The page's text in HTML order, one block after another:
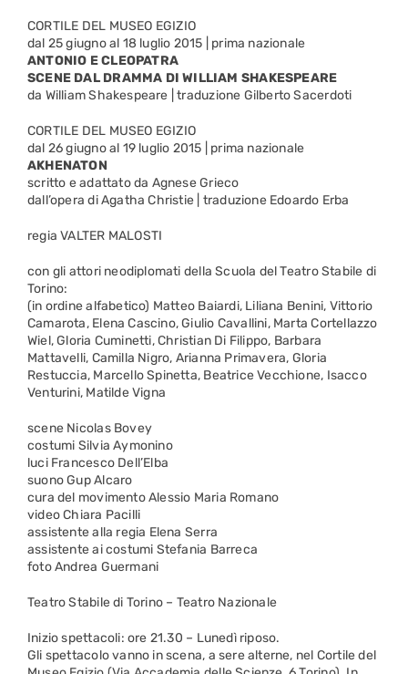
CORTILE DEL MUSEO EGIZIO
dal 25 giugno al 18 luglio 2015 | prima nazionale
ANTONIO E CLEOPATRA
SCENE DAL DRAMMA DI WILLIAM SHAKESPEARE
da William Shakespeare | traduzione Gilberto Sacerdoti
CORTILE DEL MUSEO EGIZIO
dal 26 giugno al 19 luglio 2015 | prima nazionale
AKHENATON
scritto e adattato da Agnese Grieco
dall’opera di Agatha Christie | traduzione Edoardo Erba
regia VALTER MALOSTI
con gli attori neodiplomati della Scuola del Teatro Stabile di
Torino:
(in ordine alfabetico) Matteo Baiardi, Liliana Benini, Vittorio
Camarota, Elena Cascino, Giulio Cavallini, Marta Cortellazzo
Wiel, Gloria Cuminetti, Christian Di Filippo, Barbara
Mattavelli, Camilla Nigro, Arianna Primavera, Gloria
Restuccia, Marcello Spinetta, Beatrice Vecchione, Isacco
Venturini, Matilde Vigna
scene Nicolas Bovey
costumi Silvia Aymonino
luci Francesco Dell’Elba
suono Gup Alcaro
cura del movimento Alessio Maria Romano
video Chiara Pacilli
assistente alla regia Elena Serra
assistente ai costumi Stefania Barreca
foto Andrea Guermani
Teatro Stabile di Torino – Teatro Nazionale
Inizio spettacoli: ore 21.30 – Lunedì riposo.
Gli spettacolo vanno in scena, a sere alterne, nel Cortile del